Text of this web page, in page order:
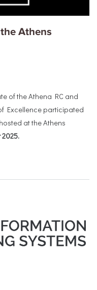
Athens
of the Athena RC and
Excellence participated
at the Athens